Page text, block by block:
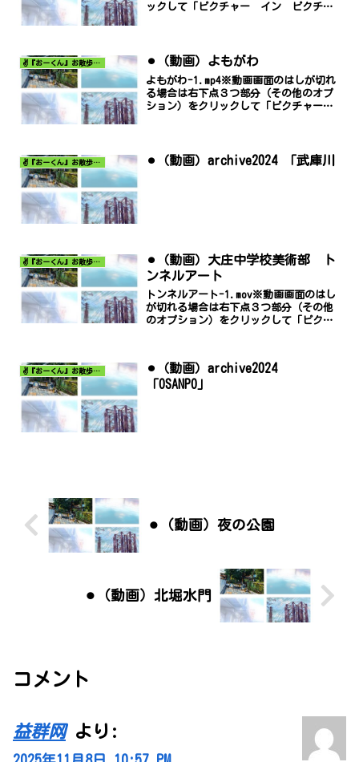
ックして「ピクチャー イン ピクチャ
✌️『おーくん』お散歩日記〜どんな出会いがあるだろう〜 ⚫︎（動画）よもがわ
よもがわ-1.mp4※動画画面のはしが切れ
る場合は右下点３つ部分（その他のオプ
ション）をクリックして「ピクチャー
✌️『おーくん』お散歩日記〜どんな出会いがあるだろう〜 ⚫︎（動画）archive2024 「武庫川
✌️『おーくん』お散歩日記〜どんな出会いがあるだろう〜
⚫︎（動画）大庄中学校美術部 ト
ンネルアート
トンネルアート-1.mov※動画画面のはし
が切れる場合は右下点３つ部分（その他
のオプション）をクリックして「ピクチ
✌️『おーくん』お散歩日記〜どんな出会いがあるだろう〜
⚫︎（動画）archive2024
「OSANPO」
⚫︎（動画）夜の公園
⚫︎（動画）北堀水門
コメント
益群网 より: